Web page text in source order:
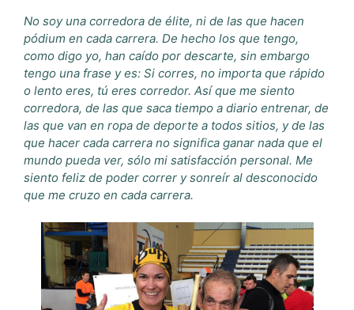
No soy una corredora de élite, ni de las que hacen
pódium en cada carrera. De hecho los que tengo,
como digo yo, han caído por descarte, sin embargo
tengo una frase y es: Si corres, no importa que rápido
o lento eres, tú eres corredor. Así que me siento
corredora, de las que saca tiempo a diario entrenar, de
las que van en ropa de deporte a todos sitios, y de las
que hacer cada carrera no significa ganar nada que el
mundo pueda ver, sólo mi satisfacción personal. Me
siento feliz de poder correr y sonreír al desconocido
que me cruzo en cada carrera.